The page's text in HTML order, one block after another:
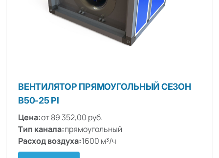
ВЕНТИЛЯТОР ПРЯМОУГОЛЬНЫЙ СЕЗОН
B50-25 PI
Цена:от 89 352,00 руб.
Тип канала:прямоугольный
Расход воздуха:1600 м³/ч